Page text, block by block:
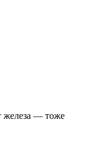
железа — тоже